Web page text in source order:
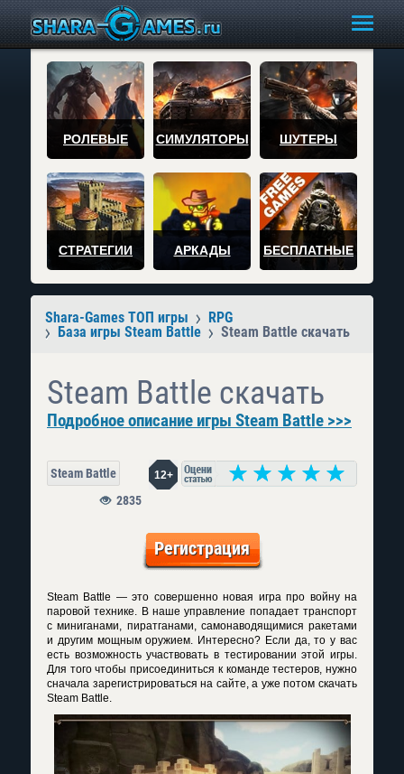
РОЛЕВЫЕ СИМУЛЯТОРЫ ШУТЕРЫ
СТРАТЕГИИ АРКАДЫ БЕСПЛАТНЫЕ
Shara-Games ТОП игры
RPG
База игры Steam Battle
Steam Battle скачать
Steam Battle скачать
Подробное описание игры Steam Battle >>>
Steam Battle 12+
2835
Регистрация
Steam Battle — это совершенно новая игра про войну на
паровой технике. В наше управление попадает транспорт
с миниганами, пиратганами, самонаводящимися ракетами
и другим мощным оружием. Интересно? Если да, то у вас
есть возможность участвовать в тестировании этой игры.
Для того чтобы присоединиться к команде тестеров, нужно
сначала зарегистрироваться на сайте, а уже потом скачать
Steam Battle.